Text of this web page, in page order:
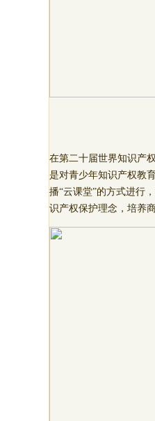
在第二十届世界知识产
是对青少年知识产权教
播“云课堂”的方式进行
识产权保护理念，培养